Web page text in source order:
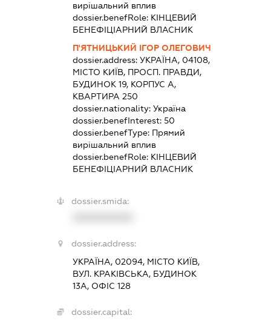
вирішальний вплив
dossier.benefRole: КІНЦЕВИЙ
БЕНЕФІЦІАРНИЙ ВЛАСНИК
П'ЯТНИЦЬКИЙ ІГОР ОЛЕГОВИЧ
dossier.address:УКРАЇНА, 04108,
МІСТО КИЇВ, ПРОСП. ПРАВДИ,
БУДИНОК 19, КОРПУС А,
КВАРТИРА 250
dossier.nationality:Україна
dossier.benefInterest:50
dossier.benefType: Прямий
вирішальний вплив
dossier.benefRole: КІНЦЕВИЙ
БЕНЕФІЦІАРНИЙ ВЛАСНИК
dossier.smida:
dossier.address:
УКРАЇНА, 02094, МІСТО КИЇВ,
ВУЛ. КРАКІВСЬКА, БУДИНОК
13А, ОФІС 128
dossier.capital: